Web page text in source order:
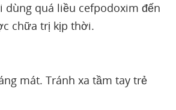
quá liều cefpodoxim đến
chữa trị kịp thời.
mát. Tránh xa tầm tay trẻ